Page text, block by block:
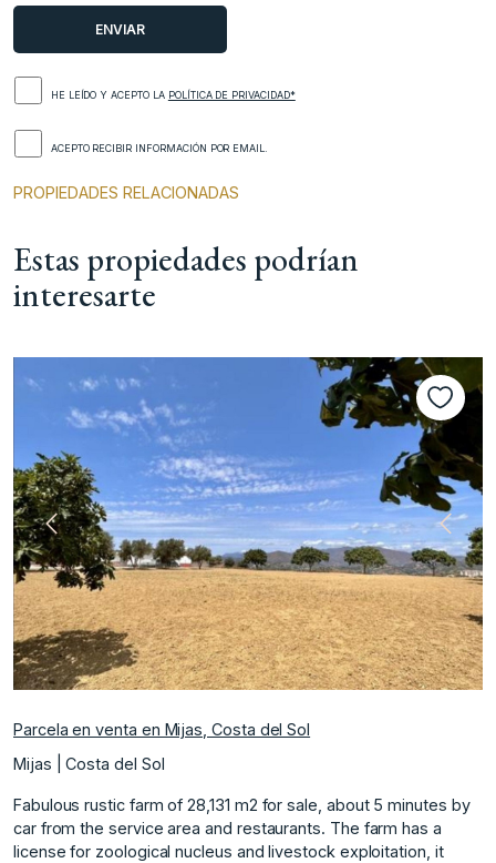
HE LEÍDO Y ACEPTO LA POLÍTICA DE PRIVACIDAD*
ACEPTO RECIBIR INFORMACIÓN POR EMAIL.
PROPIEDADES RELACIONADAS
Estas propiedades podrían
interesarte
Anterior
Parcela en venta en Mijas, Costa del Sol
Mijas | Costa del Sol
Fabulous rustic farm of 28,131 m2 for sale, about 5 minutes by
car from the service area and restaurants. The farm has a
license for zoological nucleus and livestock exploitation, it